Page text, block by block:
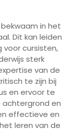
in het
Dit kan leiden
cursisten,
sterk
van de
te zijn bij
en ervoor te
en
effectieve en
leren van de